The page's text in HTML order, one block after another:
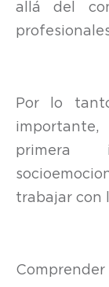
allá del
Por lo
primera
trabajar con